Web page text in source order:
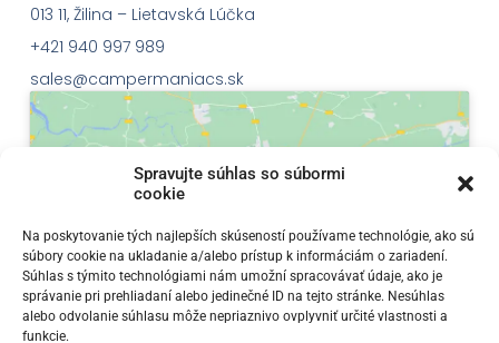
Spravujte súhlas so súbormi
cookie
Na poskytovanie tých najlepších skúseností používame technológie, ako sú
súbory cookie na ukladanie a/alebo prístup k informáciám o zariadení.
Súhlas s týmito technológiami nám umožní spracovávať údaje, ako je
správanie pri prehliadaní alebo jedinečné ID na tejto stránke. Nesúhlas
alebo odvolanie súhlasu môže nepriaznivo ovplyvniť určité vlastnosti a
funkcie.
013 11, Žilina – Lietavská Lúčka
+421 940 997 989
sales@campermaniacs.sk
Klepnutím přijměte marketingové soubory
cookie a povolte tento obsah